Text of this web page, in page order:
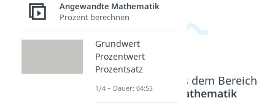
Beliebte Inhalte aus dem Bereich
Angewandte Mathematik
Angewandte Mathematik
Prozent berechnen
Grundwert
Prozentwert
Prozentsatz
1/4 – Dauer: 04:53